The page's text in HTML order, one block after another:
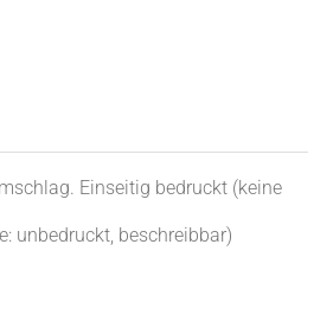
Einseitig bedruckt (keine
unbedruckt, beschreibbar)